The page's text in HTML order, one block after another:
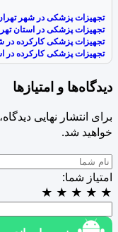
تجهیزات پزشکی در شهر
تجهیزات پزشکی در استان
تجهیزات پزشکی کارکرده در
تجهیزات پزشکی کارکرده در
دیدگاه‌ها و امتیازها
برای انتشار نهایی
خواهید شد.
امتیاز شما:
★
★
★
★
★